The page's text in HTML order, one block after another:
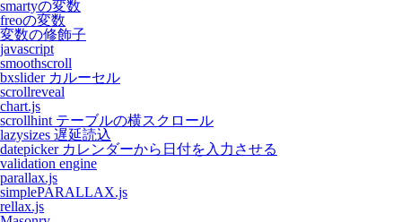
smartyの変数
freoの変数
変数の修飾子
javascript
smoothscroll
bxslider カルーセル
scrollreveal
chart.js
scrollhint テーブルの横スクロール
lazysizes 遅延読込
datepicker カレンダーから日付を入力させる
validation engine
parallax.js
simplePARALLAX.js
rellax.js